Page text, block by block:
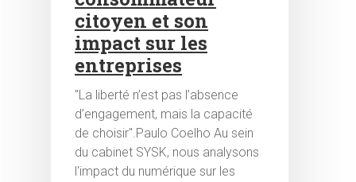
citoyen et son
impact sur les
entreprises
"La liberté n’est pas l’absence
d’engagement, mais la capacité
de choisir".Paulo Coelho Au sein
du cabinet SYSK, nous analysons
l'impact du numérique sur les